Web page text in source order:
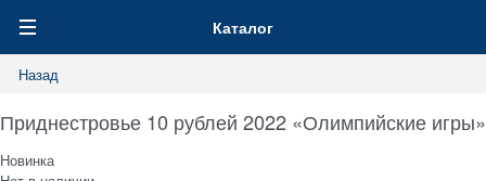
Каталог
Назад
Приднестровье 10 рублей 2022 «Олимпийские игры»
Новинка